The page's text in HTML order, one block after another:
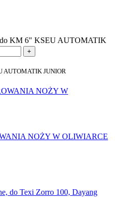
do KM 6" KSEU AUTOMATIK
AUTOMATIK JUNIOR
NOŻY W OLIWIARCE